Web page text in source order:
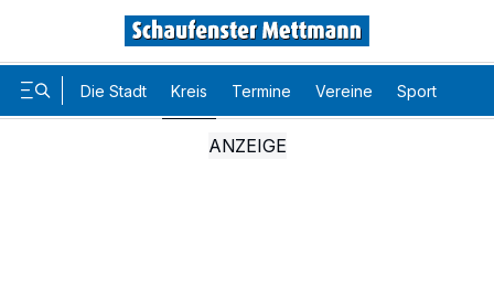
Die Stadt Kreis Termine Vereine Sport